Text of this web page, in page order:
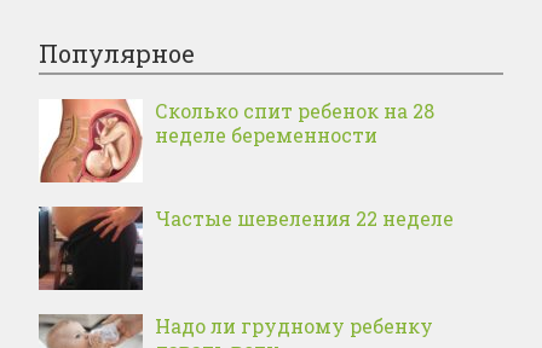
Популярное
Сколько спит ребенок на 28
неделе беременности
Частые шевеления 22 неделе
Надо ли грудному ребенку